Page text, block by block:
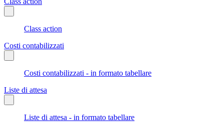
Class action
Costi contabilizzati
Costi contabilizzati - in formato tabellare
Liste di attesa
Liste di attesa - in formato tabellare